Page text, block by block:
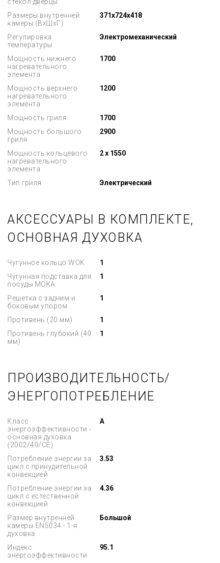
Размеры внутренней
камеры (ВхШхГ)
371x724x418
Регулировка
температуры
Электромеханический
Мощность нижнего
нагревательного
элемента
1700
Мощность верхнего
нагревательного
элемента
1200
Мощность гриля
1700
Мощность большого
гриля
2900
Мощность кольцевого
нагревательного
элемента
2 x 1550
Тип гриля Электрический
АКСЕССУАРЫ В КОМПЛЕКТЕ,
ОСНОВНАЯ ДУХОВКА
Чугунное кольцо WOK
1
Чугунная подставка для
посуды MOKA
1
Решетка с задним и
боковым упором
1
Противень (20 мм)
1
Противень глубокий (40
мм)
1
ПРОИЗВОДИТЕЛЬНОСТЬ/
ЭНЕРГОПОТРЕБЛЕНИЕ
Класс
энергоэффективности -
основная духовка
(2002/40/CE)
A
Потребление энергии за
цикл с принудительной
конвекцией
3.53
Потребление энергии за
цикл с естественной
конвекцией
4.36
Размер внутренней
камеры EN5034 - 1-я
духовка
Большой
Индекс
энергоэффективности
95.1